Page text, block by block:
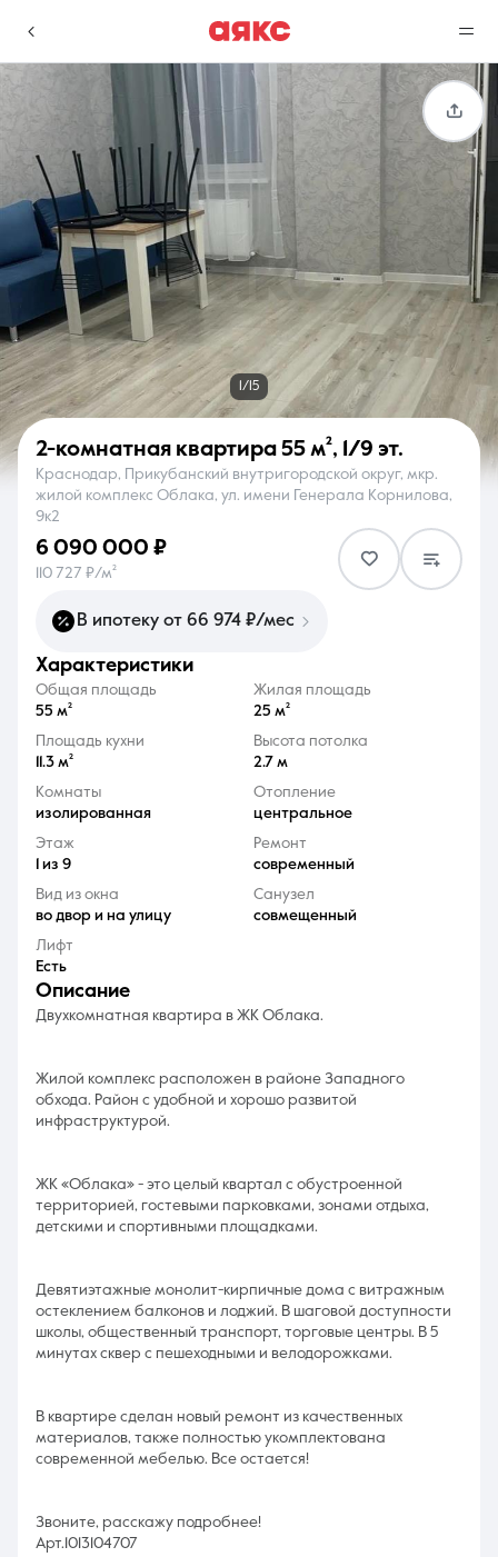
г. Краснодар
Избранное
0 объявлений
Недвижимость Услуги
О компании Контакты
Ежедневно с 08:30 до 20:00
1/15
2-комнатная квартира 55 м², 1/9 эт.
Краснодар, Прикубанский внутригородской округ, мкр.
жилой комплекс Облака, ул. имени Генерала Корнилова,
9к2
6 090 000 ₽
110 727 ₽/м²
В ипотеку от 66 974 ₽/мес
характеристики
Общая площадь
55 м²
Жилая площадь
25 м²
Площадь кухни
11.3 м²
Высота потолка
2.7 м
Комнаты
изолированная
Отопление
центральное
Этаж
1 из 9
Ремонт
современный
Вид из окна
во двор и на улицу
Санузел
совмещенный
Лифт
Есть
описание
Двухкомнатная квартира в ЖК Облака.
Жилой комплекс расположен в районе Западного
обхода. Район с удобной и хорошо развитой
инфраструктурой.
ЖК «Облака» - это целый квартал с обустроенной
территорией, гостевыми парковками, зонами отдыха,
детскими и спортивными площадками.
Девятиэтажные монолит-кирпичные дома с витражным
остеклением балконов и лоджий. В шаговой доступности
школы, общественный транспорт, торговые центры. В 5
минутах сквер с пешеходными и велодорожками.
В квартире сделан новый ремонт из качественных
материалов, также полностью укомплектована
современной мебелью. Все остается!
Звоните, расскажу подробнее!
Арт.1013104707